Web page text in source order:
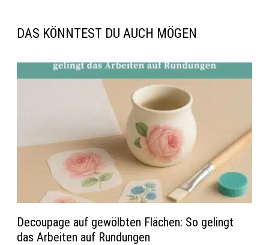
DAS KÖNNTEST DU AUCH MÖGEN
Decoupage auf gewölbten Flächen: So gelingt
das Arbeiten auf Rundungen